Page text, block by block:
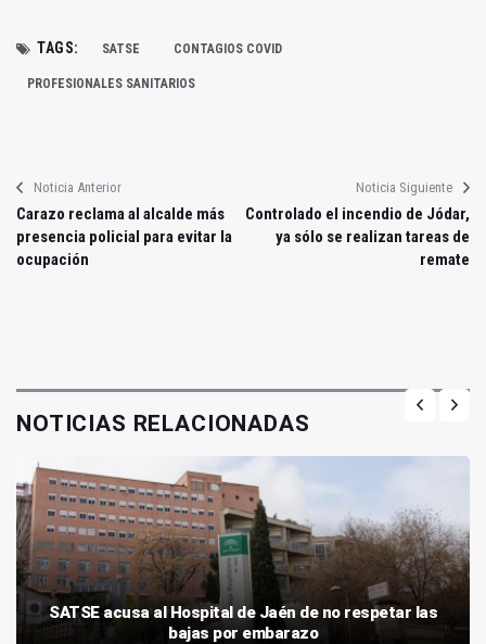
TAGS: SATSE CONTAGIOS COVID
PROFESIONALES SANITARIOS
Noticia Anterior
Carazo reclama al alcalde más
presencia policial para evitar la
ocupación
Noticia Siguiente
Controlado el incendio de Jódar,
ya sólo se realizan tareas de
remate
NOTICIAS RELACIONADAS
SATSE acusa al Hospital de Jaén de no respetar las
bajas por embarazo